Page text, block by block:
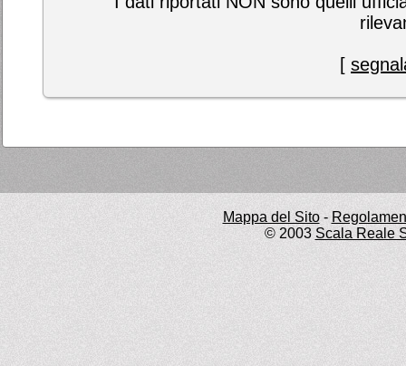
[
Mappa del Sito-
© 2003 Scala Reale